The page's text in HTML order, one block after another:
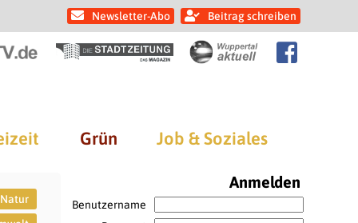
Newsletter-Abo Beitrag schreiben
Grün Job & Soziales
Natur
Anmelden
Benutzername